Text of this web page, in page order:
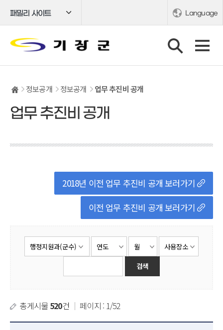
패밀리 사이트 Language
정보공개 정보공개 업무 추진비 공개
업무 추진비 공개
2018년 이전 업무 추진비 공개 보러가기
이전 업무 추진비 공개 보러가기
총게시물 520건 ｜ 페이지 : 1/52